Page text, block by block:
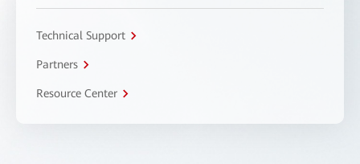
Technical Support
Partners
Resource Center